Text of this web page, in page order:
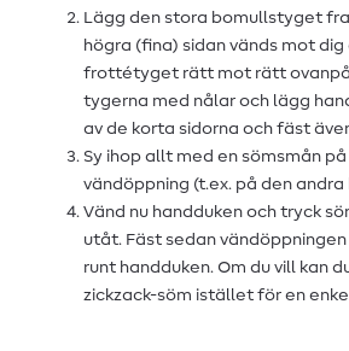
Lägg den stora bomullstyget
högra (fina) sidan vänds mot dig
frottétyget rätt mot rätt
tygerna med nålar och lägg
av de korta sidorna och fäst
Sy ihop allt med en sömsmån på
vändöppning (t.ex. på den andra
Vänd nu handduken och tryck
utåt. Fäst sedan
runt handduken. Om du vill kan
zickzack-söm istället för en